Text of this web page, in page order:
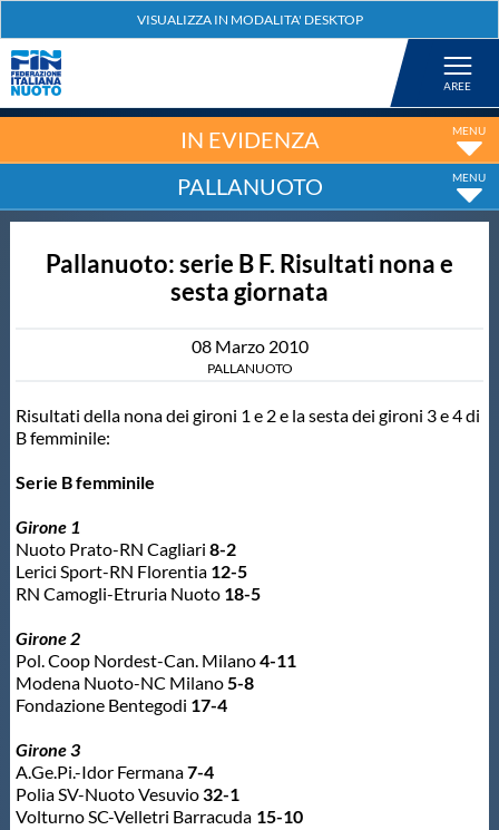
Nuoto
Tuffi
Salvamento
Master
Formazione
GUG
Scuole Nuoto
Propaganda
IN EVIDENZA
PALLANUOTO
Pallanuoto: serie B F. Risultati nona e
sesta giornata
08 Marzo 2010
PALLANUOTO
Risultati della nona dei gironi 1 e 2 e la sesta dei gironi 3 e 4 di
B femminile:
Serie B femminile
Girone 1
Nuoto Prato-RN Cagliari 8-2
Lerici Sport-RN Florentia 12-5
RN Camogli-Etruria Nuoto 18-5
Girone 2
Pol. Coop Nordest-Can. Milano4-11
Modena Nuoto-NC Milano5-8
Fondazione Bentegodi 17-4
Girone 3
A.Ge.Pi.-Idor Fermana7-4
Polia SV-Nuoto Vesuvio32-1
Volturno SC-Velletri Barracuda 15-10